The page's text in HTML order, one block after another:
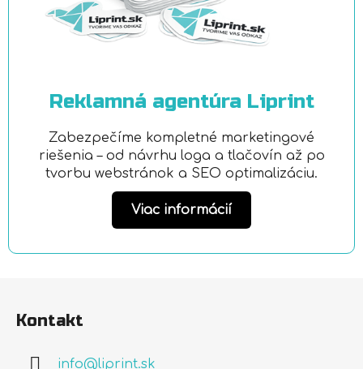
Reklamná agentúra Liprint
Zabezpečíme kompletné marketingové
riešenia – od návrhu loga a tlačovín až po
tvorbu webstránok a SEO optimalizáciu.
Viac informácií
Kontakt
info@liprint.sk